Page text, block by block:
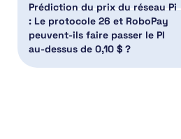
Prédiction du prix du réseau Pi
: Le protocole 26 et RoboPay
peuvent-ils faire passer le PI
au-dessus de 0,10 $ ?